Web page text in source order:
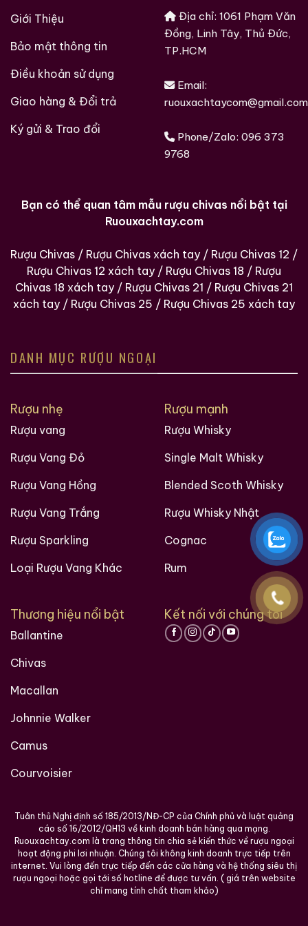
Các loại rượu sưu tầm quý hiềm trên thế giới tại
Ruouxachtay.com
Giới Thiệu
Bảo mật thông tin
Điều khoản sử dụng
Giao hàng & Đổi trả
Ký gửi & Trao đổi
Địa chỉ: 1061 Phạm Văn
Đồng, Linh Tây, Thủ Đức,
TP.HCM
Email:
ruouxachtaycom@gmail.com
Phone/Zalo: 096 373
9768
Bạn có thể quan tâm mẫu rượu chivas nổi bật tại
Ruouxachtay.com
Rượu Chivas / Rượu Chivas xách tay / Rượu Chivas 12 /
Rượu Chivas 12 xách tay / Rượu Chivas 18 / Rượu
Chivas 18 xách tay / Rượu Chivas 21 / Rượu Chivas 21
xách tay / Rượu Chivas 25 / Rượu Chivas 25 xách tay
DANH MỤC RƯỢU NGOẠI
Rượu nhẹ
Rượu vang
Rượu Vang Đỏ
Rượu Vang Hồng
Rượu Vang Trắng
Rượu Sparkling
Loại Rượu Vang Khác
Rượu mạnh
Rượu Whisky
Single Malt Whisky
Blended Scoth Whisky
Rượu Whisky Nhật
Cognac
Rum
Thương hiệu nổi bật
Ballantine
Chivas
Macallan
Johnnie Walker
Camus
Courvoisier
Kết nối với chúng tôi
Tuân thủ Nghị định số 185/2013/NĐ-CP của Chính phủ và luật quảng
cáo số 16/2012/QH13 về kinh doanh bán hàng qua mạng.
Ruouxachtay.com là trang thông tin chia sẻ kiến thức về rượu ngoại
hoạt động phi lơi nhuận. Chúng tôi không kinh doanh trực tiếp trên
internet. Vui lòng đến trực tiếp đến các cửa hàng và hệ thống siêu thị
rượu ngoại hoặc gọi tới số hotline để được tư vấn. ( giá trên website
chỉ mang tính chất tham khảo)